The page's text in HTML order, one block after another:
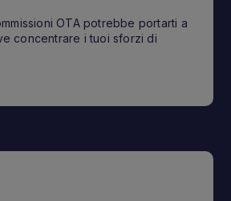
OTA potrebbe portarti a
concentrare i tuoi sforzi di